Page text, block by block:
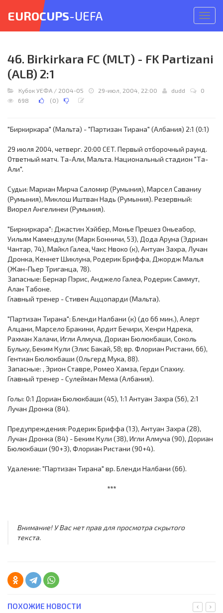
меню
EUROCUPS-UEFA
46. Birkirkara FC (MLT) - FK Partizani
(ALB) 2:1
Кубок УЕФА / 2004-05 29-июл, 2004, 22:00 dudd
0
698
(0)
"Биркиркара" (Мальта) - "Партизан Тирана" (Албания) 2:1 (0:1)
29 июля 2004, четверг. 20:00 CET. Первый отборочный раунд.
Ответный матч. Та-Али, Мальта. Национальный стадион "Та-
Али".
Судьи: Мариан Мирча Саломир (Румыния), Марсел Саваниу
(Румыния), Миклош Иштван Надь (Румыния). Резервный:
Виорел Ангелинеи (Румыния).
"Биркиркара": Джастин Хэйбер, Монье Прешез Оньеабор,
Уильям Камендзули (Марк Бонничи, 53), Дода Аруна (Эдриан
Чантар, 74), Майкл Галеа, Чакс Нвоко (к), Антуан Захра, Лучан
Дронка, Кеннет Шиклуна, Родерик Бриффа, Джордж Малья
(Жан-Пьер Триганца, 78).
Запасные: Бернар Пэрис, Анджело Галеа, Родерик Саммут,
Алан Табоне.
Главный тренер - Стивен Аццопарди (Мальта).
"Партизан Тирана": Бленди Налбани (к) (до 66 мин.), Алерт
Алцани, Марсело Бракини, Ардит Бечири, Хенри Ндрека,
Рахман Халачи, Игли Алмуча, Дориан Бюлюкбаши, Соколь
Бульку, Беким Кули (Элис Бакай, 58; вр. Флориан Ристани, 66),
Гентиан Бюлюкбаши (Ольгерд Мука, 88).
Запасные: , Эрион Ставре, Ромео Хамза, Герди Спахиу.
Главный тренер - Сулейман Мема (Албания).
Голы: 0:1 Дориан Бюлюкбаши (45), 1:1 Антуан Захра (56), 2:1
Лучан Дронка (84).
Предупреждения: Родерик Бриффа (13), Антуан Захра (28),
Лучан Дронка (84) - Беким Кули (38), Игли Алмуча (90), Дориан
Бюлюкбаши (90+3), Флориан Ристани (90+4).
Удаление: "Партизан Тирана" вр. Бленди Налбани (66).
***
Внимание! У Вас нет прав для просмотра скрытого
текста.
ПОХОЖИЕ НОВОСТИ